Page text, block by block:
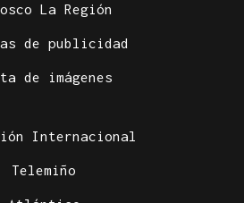
La Región
de publicidad
de imágenes
Internacional
Telemiño